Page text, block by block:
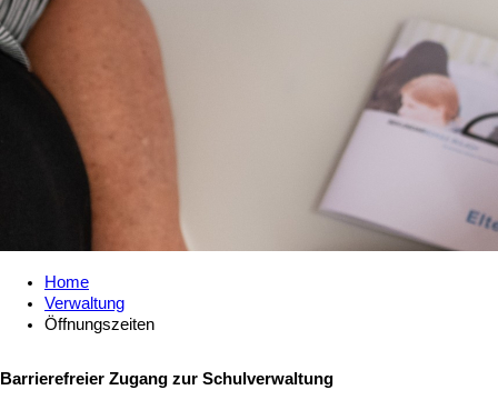
Home
Verwaltung
Öffnungszeiten
Barrierefreier Zugang zur Schulverwaltung